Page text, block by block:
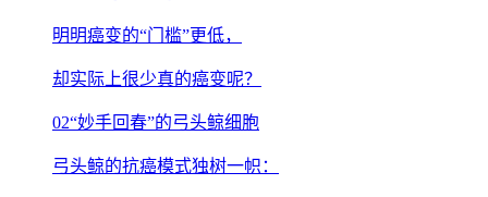
明明癌变的“门槛”更低，
却实际上很少真的癌变呢？
02“妙手回春”的弓头鲸细胞
弓头鲸的抗癌模式独树一帜：